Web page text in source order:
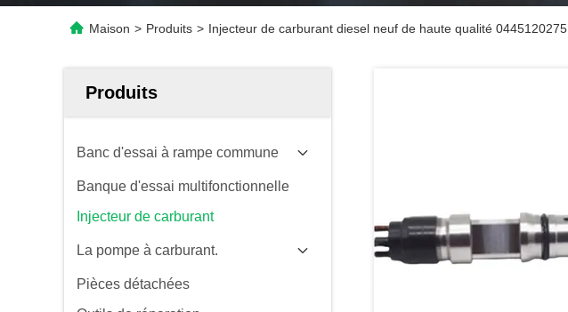
Maison > Produits > Injecteur de carburant diesel neuf de haute qualité 0445120275
Produits
Banc d'essai à rampe commune
Banque d'essai multifonctionnelle
Injecteur de carburant
La pompe à carburant.
Pièces détachées